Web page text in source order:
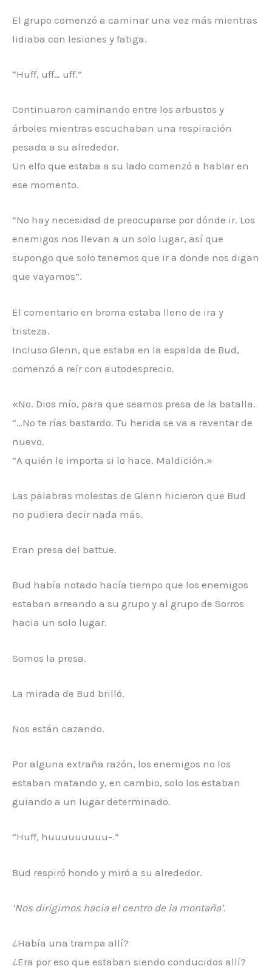
El grupo comenzó a caminar una vez más mientras
lidiaba con lesiones y fatiga.
“Huff, uff… uff.”
Continuaron caminando entre los arbustos y
árboles mientras escuchaban una respiración
pesada a su alrededor.
Un elfo que estaba a su lado comenzó a hablar en
ese momento.
“No hay necesidad de preocuparse por dónde ir. Los
enemigos nos llevan a un solo lugar, así que
supongo que solo tenemos que ir a donde nos digan
que vayamos”.
El comentario en broma estaba lleno de ira y
tristeza.
Incluso Glenn, que estaba en la espalda de Bud,
comenzó a reír con autodesprecio.
«No. Dios mío, para que seamos presa de la batalla.
“…No te rías bastardo. Tu herida se va a reventar de
nuevo.
“A quién le importa si lo hace. Maldición.»
Las palabras molestas de Glenn hicieron que Bud
no pudiera decir nada más.
Eran presa del battue.
Bud había notado hacía tiempo que los enemigos
estaban arreando a su grupo y al grupo de Sorros
hacia un solo lugar.
Somos la presa.
La mirada de Bud brilló.
Nos están cazando.
Por alguna extraña razón, los enemigos no los
estaban matando y, en cambio, solo los estaban
guiando a un lugar determinado.
“Huff, huuuuuuuuu-.”
Bud respiró hondo y miró a su alrededor.
‘Nos dirigimos hacia el centro de la montaña’.
¿Había una trampa allí?
¿Era por eso que estaban siendo conducidos allí?